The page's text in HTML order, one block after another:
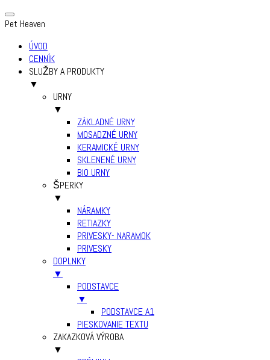
Pet Heaven
ÚVOD
CENNÍK
SLUŽBY A PRODUKTY
▼
URNY
▼
ZÁKLADNÉ URNY
MOSADZNÉ URNY
KERAMICKÉ URNY
SKLENENÉ URNY
BIO URNY
ŠPERKY
▼
NÁRAMKY
RETIAZKY
PRIVESKY- NARAMOK
PRIVESKY
DOPLNKY
▼
PODSTAVCE
▼
PODSTAVCE A1
PIESKOVANIE TEXTU
ZAKAZKOVÁ VÝROBA
▼